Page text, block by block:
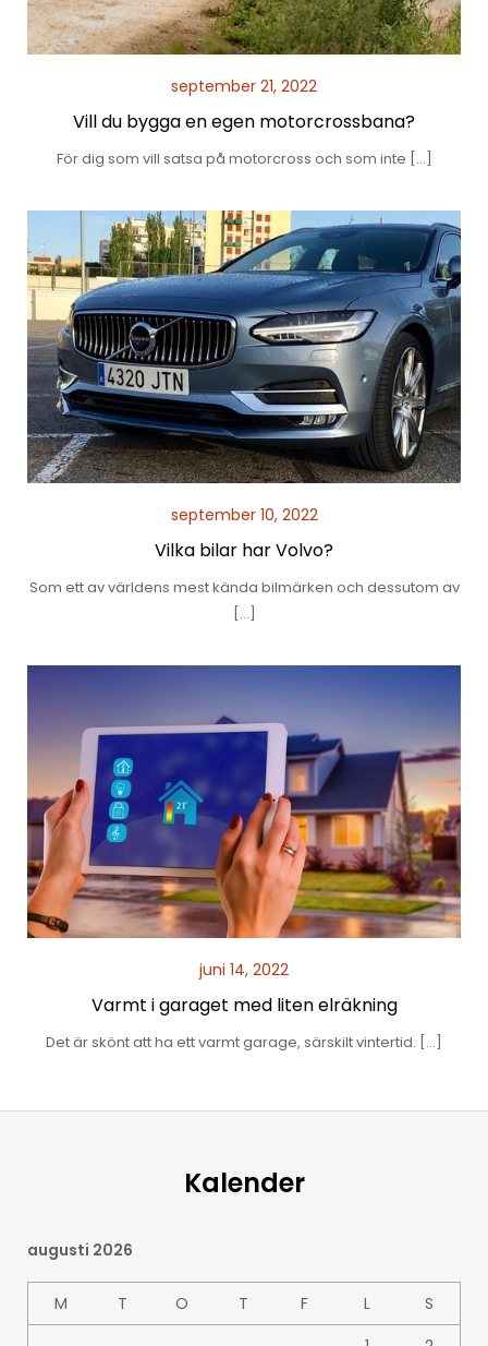
september 21, 2022
Vill du bygga en egen motorcrossbana?
För dig som vill satsa på motorcross och som inte […]
september 10, 2022
Vilka bilar har Volvo?
Som ett av världens mest kända bilmärken och dessutom av
[…]
juni 14, 2022
Varmt i garaget med liten elräkning
Det är skönt att ha ett varmt garage, särskilt vintertid. […]
Kalender
augusti 2026
M T O T F L
S